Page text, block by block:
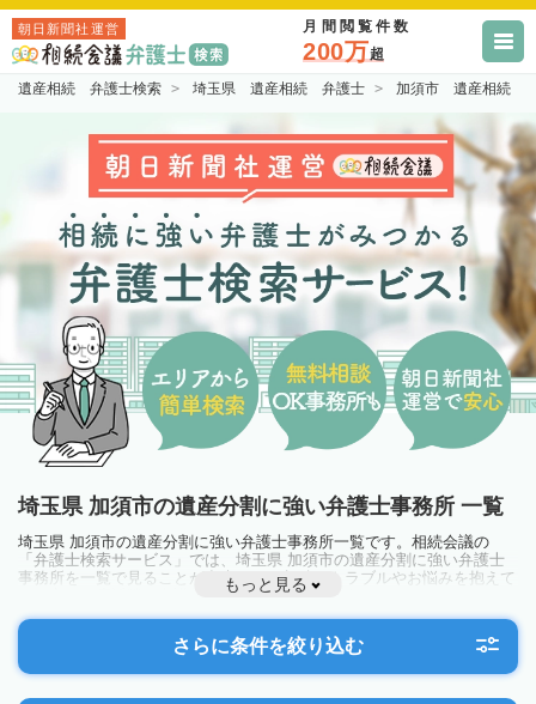
朝日新聞社運営 月間閲覧件数
200万超
遺産相続 弁護士検索 埼玉県 遺産相続 弁護士 加須市 遺産相続
埼玉県 加須市の遺産分割に強い弁護士事務所 一覧
埼玉県 加須市の遺産分割に強い弁護士事務所一覧です。相続会議の
「弁護士検索サービス」では、埼玉県 加須市の遺産分割に強い弁護士
事務所を一覧で見ることが出来ます。相続のトラブルやお悩みを抱えて
いる方は一度近隣の弁護士に相談してみましょう。
もっと見る
さらに条件を絞り込む